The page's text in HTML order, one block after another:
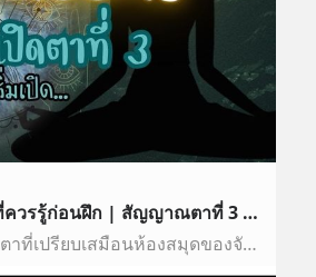
Ep.1 ตาที่ 3 คืออะไร | วิธีฝึก | สิ่งที่ควรรู้ก่อนฝึก | สัญญาณตาที่ 3 เริ่มเปิด
👁 ตาที่สาม คือ ตาแห่งปัญญา เป็นตาที่เปรียบเสมือนห้องสมุดของจักรวาล ถ้าเราสามารถเข้าไปให้ห้องสมุดนี้ได้ เราสามารถเรียนรู้ทุกองค์ความรู้ในธรรมชาติและในจักรวาล…